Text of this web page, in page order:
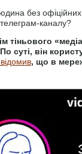
без
каналу?
тіньового
суті, він
, що в